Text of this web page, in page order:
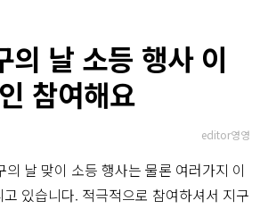
날 소등 행사 이
참여해요
editor영영
날 맞이 소등 행사는 물론 여러가지 이
있습니다. 적극적으로 참여하셔서 지구